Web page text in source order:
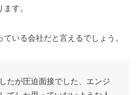
す。
いる会社だと言えるでしょう。
たが圧迫面接でした、エンジ